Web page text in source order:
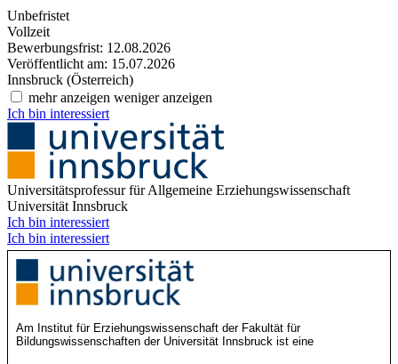
Unbefristet
Vollzeit
Bewerbungsfrist: 12.08.2026
Veröffentlicht am: 15.07.2026
Innsbruck (Österreich)
mehr anzeigen weniger anzeigen
Ich bin interessiert
Universitätsprofessur für Allgemeine Erziehungswissenschaft
Universität Innsbruck
Ich bin interessiert
Ich bin interessiert
Am Institut für Erziehungswissenschaft der Fakultät für
Bildungswissenschaften der Universität Innsbruck ist eine